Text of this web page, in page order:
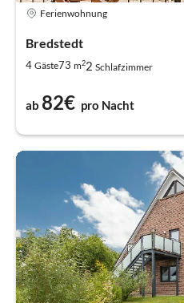
Ferienwohnung
Bredstedt
4 Gäste73 m22 Schlafzimmer
ab 82€ pro Nacht